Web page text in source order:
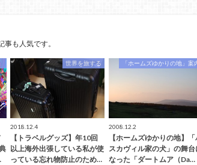
事も人気です。
世界を旅する
2018.12.4
【トラベルグッズ】年10回
以上海外出張している私が使
っている忘れ物防止のため…
「ホームズゆかりの地」案
2008.12.2
【ホームズゆかりの地】「
スカヴィル家の犬」の舞台
なった「ダートムア（Da…